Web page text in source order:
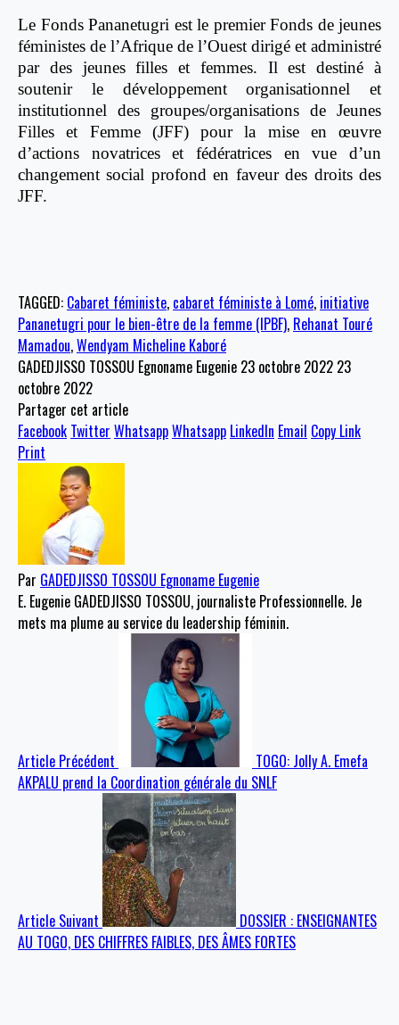
Le Fonds Pananetugri est le premier Fonds de jeunes
féministes de l’Afrique de l’Ouest dirigé et administré
par des jeunes filles et femmes. Il est destiné à
soutenir le développement organisationnel et
institutionnel des groupes/organisations de Jeunes
Filles et Femme (JFF) pour la mise en œuvre
d’actions novatrices et fédératrices en vue d’un
changement social profond en faveur des droits des
JFF.
TAGGED: Cabaret féministe, cabaret féministe à Lomé, initiative
Pananetugri pour le bien-être de la femme (IPBF), Rehanat Touré
Mamadou,Wendyam Micheline Kaboré
GADEDJISSO TOSSOU Egnoname Eugenie 23 octobre 2022 23
octobre 2022
Partager cet article
Facebook Twitter WhatsappWhatsapp LinkedIn Email Copy Link
Print
Par GADEDJISSO TOSSOU Egnoname Eugenie
E. Eugenie GADEDJISSO TOSSOU, journaliste Professionnelle. Je
mets ma plume au service du leadership féminin.
Article Précédent
TOGO: Jolly A. Emefa
AKPALU prend la Coordination générale du SNLF
Article Suivant
DOSSIER : ENSEIGNANTES
AU TOGO, DES CHIFFRES FAIBLES, DES ÂMES FORTES